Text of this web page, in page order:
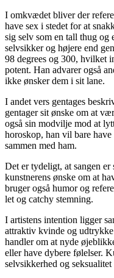
I omkvædet bliver der
have sex i stedet for at
sig selv som en tall thug og
selvsikker og højere end
98 degrees og 300, hvilket
potent. Han advarer også
ikke ønsker dem i sit lane.
I andet vers gentages
gentager sit ønske om at
også sin modvilje mod at
horoskop, han vil bare
sammen med ham.
Det er tydeligt, at sangen
kunstnerens ønske om at
bruger også humor og
let og catchy stemning.
I artistens intention ligger
attraktiv kvinde og
handler om at nyde
eller have dybere følelser.
selvsikkerhed og seksualitet